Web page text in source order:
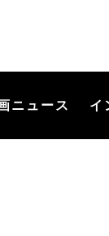
ニュース イ